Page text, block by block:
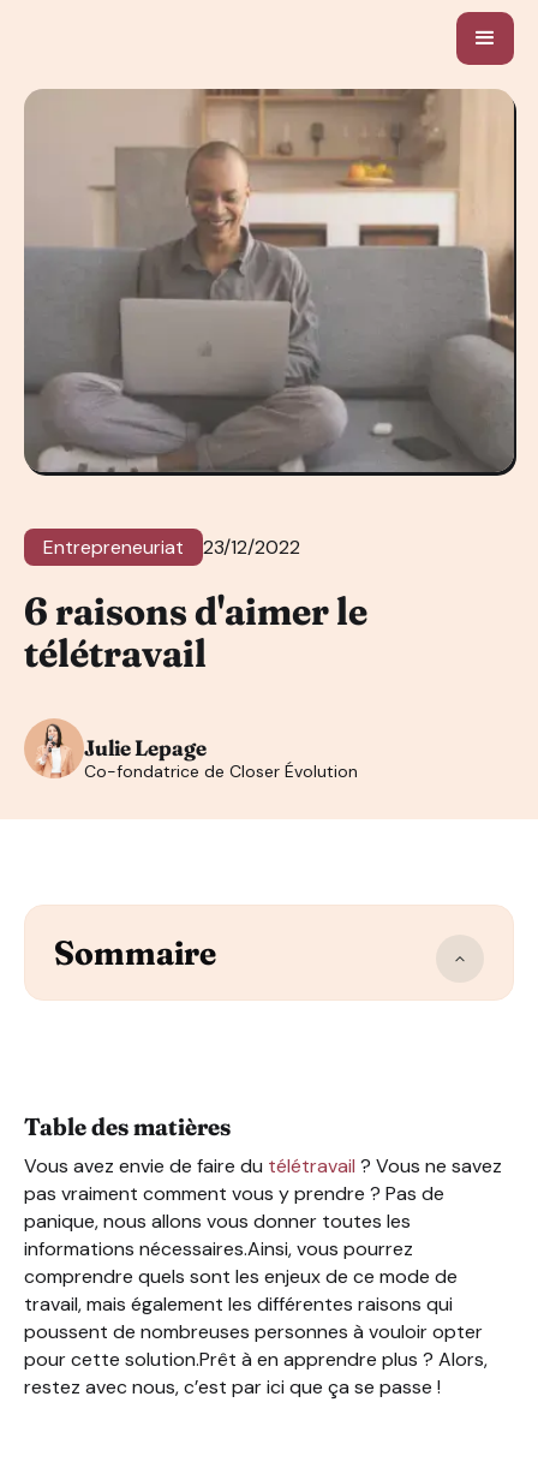
Entrepreneuriat 23/12/2022
6 raisons d'aimer le
télétravail
Julie Lepage
Co-fondatrice de Closer Évolution
Sommaire
De nombreuses activités différentes peuvent être
Le télétravail : et si c’était l’avenir ?
Table des matières
Vous avez envie de faire du télétravail ? Vous ne savez
pas vraiment comment vous y prendre ? Pas de
panique, nous allons vous donner toutes les
informations nécessaires.Ainsi, vous pourrez
comprendre quels sont les enjeux de ce mode de
travail, mais également les différentes raisons qui
poussent de nombreuses personnes à vouloir opter
pour cette solution.Prêt à en apprendre plus ? Alors,
restez avec nous, c’est par ici que ça se passe !